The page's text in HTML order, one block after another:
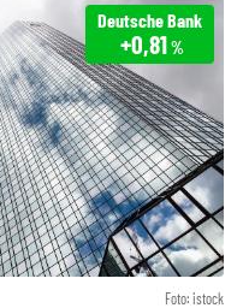
Foto: istock
Deutsche Bank
+0,81%